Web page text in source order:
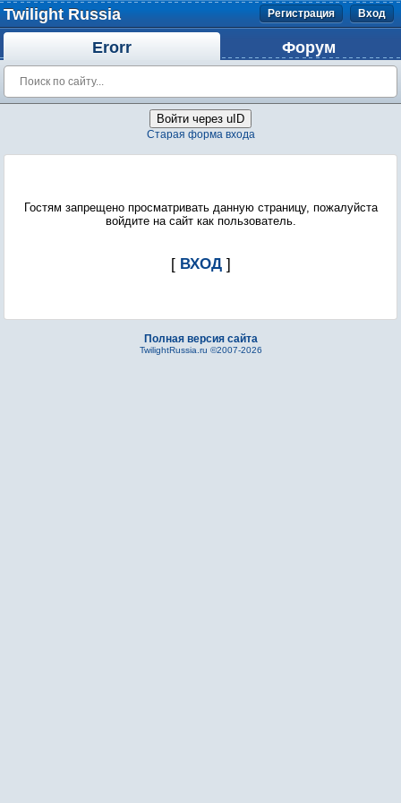
Twilight Russia Регистрация Вход
Erorr Форум
Войти через uID
Старая форма входа
Гостям запрещено просматривать данную страницу, пожалуйста
войдите на сайт как пользователь.
[ ВХОД]
Полная версия сайта
TwilightRussia.ru ©2007-2026